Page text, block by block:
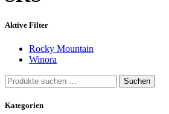
Aktive Filter
Rocky Mountain
Winora
Suchen
nach:
Suchen
Kategorien